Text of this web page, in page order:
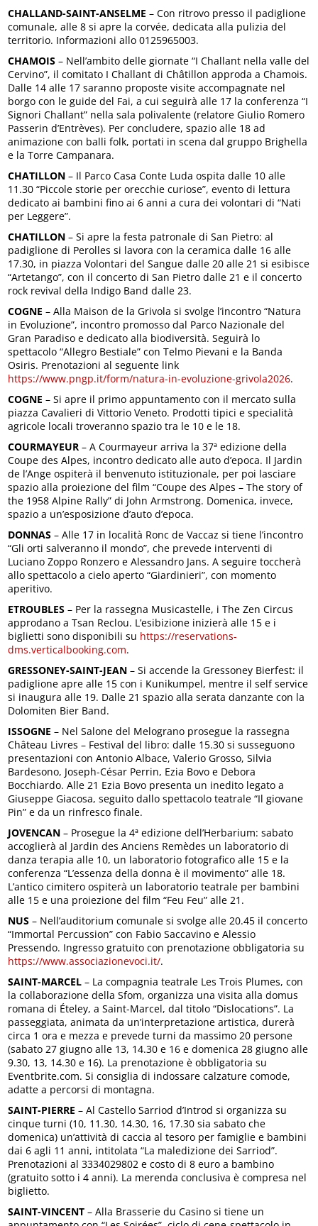
CHALLAND-SAINT-ANSELME – Con ritrovo presso il padiglione
comunale, alle 8 si apre la corvée, dedicata alla pulizia del
territorio. Informazioni allo 0125965003.
CHAMOIS – Nell’ambito delle giornate “I Challant nella valle del
Cervino”, il comitato I Challant di Châtillon approda a Chamois.
Dalle 14 alle 17 saranno proposte visite accompagnate nel
borgo con le guide del Fai, a cui seguirà alle 17 la conferenza “I
Signori Challant” nella sala polivalente (relatore Giulio Romero
Passerin d’Entrèves). Per concludere, spazio alle 18 ad
animazione con balli folk, portati in scena dal gruppo Brighella
e la Torre Campanara.
CHATILLON – Il Parco Casa Conte Luda ospita dalle 10 alle
11.30 “Piccole storie per orecchie curiose”, evento di lettura
dedicato ai bambini fino ai 6 anni a cura dei volontari di “Nati
per Leggere”.
CHATILLON – Si apre la festa patronale di San Pietro: al
padiglione di Perolles si lavora con la ceramica dalle 16 alle
17.30, in piazza Volontari del Sangue dalle 20 alle 21 si esibisce
“Artetango”, con il concerto di San Pietro dalle 21 e il concerto
rock revival della Indigo Band dalle 23.
COGNE – Alla Maison de la Grivola si svolge l’incontro “Natura
in Evoluzione”, incontro promosso dal Parco Nazionale del
Gran Paradiso e dedicato alla biodiversità. Seguirà lo
spettacolo “Allegro Bestiale” con Telmo Pievani e la Banda
Osiris. Prenotazioni al seguente link
https://www.pngp.it/form/natura-in-evoluzione-grivola2026.
COGNE – Si apre il primo appuntamento con il mercato sulla
piazza Cavalieri di Vittorio Veneto. Prodotti tipici e specialità
agricole locali troveranno spazio tra le 10 e le 18.
COURMAYEUR – A Courmayeur arriva la 37ª edizione della
Coupe des Alpes, incontro dedicato alle auto d’epoca. Il Jardin
de l’Ange ospiterà il benvenuto istituzionale, per poi lasciare
spazio alla proiezione del film “Coupe des Alpes – The story of
the 1958 Alpine Rally” di John Armstrong. Domenica, invece,
spazio a un’esposizione d’auto d’epoca.
DONNAS – Alle 17 in località Ronc de Vaccaz si tiene l’incontro
“Gli orti salveranno il mondo”, che prevede interventi di
Luciano Zoppo Ronzero e Alessandro Jans. A seguire toccherà
allo spettacolo a cielo aperto “Giardinieri”, con momento
aperitivo.
ETROUBLES – Per la rassegna Musicastelle, i The Zen Circus
approdano a Tsan Reclou. L’esibizione inizierà alle 15 e i
biglietti sono disponibili su https://reservations-
dms.verticalbooking.com.
GRESSONEY-SAINT-JEAN – Si accende la Gressoney Bierfest: il
padiglione apre alle 15 con i Kunikumpel, mentre il self service
si inaugura alle 19. Dalle 21 spazio alla serata danzante con la
Dolomiten Bier Band.
ISSOGNE – Nel Salone del Melograno prosegue la rassegna
Château Livres – Festival del libro: dalle 15.30 si susseguono
presentazioni con Antonio Albace, Valerio Grosso, Silvia
Bardesono, Joseph-César Perrin, Ezia Bovo e Debora
Bocchiardo. Alle 21 Ezia Bovo presenta un inedito legato a
Giuseppe Giacosa, seguito dallo spettacolo teatrale “Il giovane
Pin” e da un rinfresco finale.
JOVENCAN – Prosegue la 4ª edizione dell’Herbarium: sabato
accoglierà al Jardin des Anciens Remèdes un laboratorio di
danza terapia alle 10, un laboratorio fotografico alle 15 e la
conferenza “L’essenza della donna è il movimento” alle 18.
L’antico cimitero ospiterà un laboratorio teatrale per bambini
alle 15 e una proiezione del film “Feu Feu” alle 21.
NUS – Nell’auditorium comunale si svolge alle 20.45 il concerto
“Immortal Percussion” con Fabio Saccavino e Alessio
Pressendo. Ingresso gratuito con prenotazione obbligatoria su
https://www.associazionevoci.it/.
SAINT-MARCEL – La compagnia teatrale Les Trois Plumes, con
la collaborazione della Sfom, organizza una visita alla domus
romana di Ételey, a Saint-Marcel, dal titolo “Dislocations”. La
passeggiata, animata da un’interpretazione artistica, durerà
circa 1 ora e mezza e prevede turni da massimo 20 persone
(sabato 27 giugno alle 13, 14.30 e 16 e domenica 28 giugno alle
9.30, 13, 14.30 e 16). La prenotazione è obbligatoria su
Eventbrite.com. Si consiglia di indossare calzature comode,
adatte a percorsi di montagna.
SAINT-PIERRE – Al Castello Sarriod d’Introd si organizza su
cinque turni (10, 11.30, 14.30, 16, 17.30 sia sabato che
domenica) un’attività di caccia al tesoro per famiglie e bambini
dai 6 agli 11 anni, intitolata “La maledizione dei Sarriod”.
Prenotazioni al 3334029802 e costo di 8 euro a bambino
(gratuito sotto i 4 anni). La merenda conclusiva è compresa nel
biglietto.
SAINT-VINCENT – Alla Brasserie du Casino si tiene un